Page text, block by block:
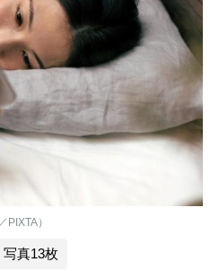
）
写真13枚